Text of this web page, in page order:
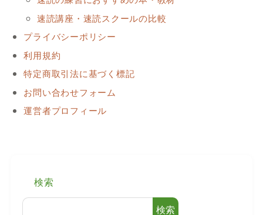
速読講座・速読スクールの比較
プライバシーポリシー
利用規約
特定商取引法に基づく標記
お問い合わせフォーム
運営者プロフィール
検索
検索